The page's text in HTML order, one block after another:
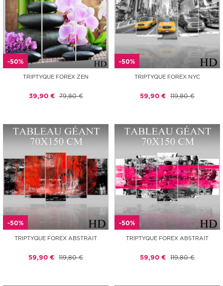
-50%
TRIPTYQUE FOREX ZEN
39,90 € 79,80 €
-50%
TRIPTYQUE FOREX NYC
59,90 € 119,80 €
-50%
TRIPTYQUE FOREX ABSTRAIT
59,90 € 119,80 €
-50%
TRIPTYQUE FOREX ABSTRAIT
59,90 € 119,80 €